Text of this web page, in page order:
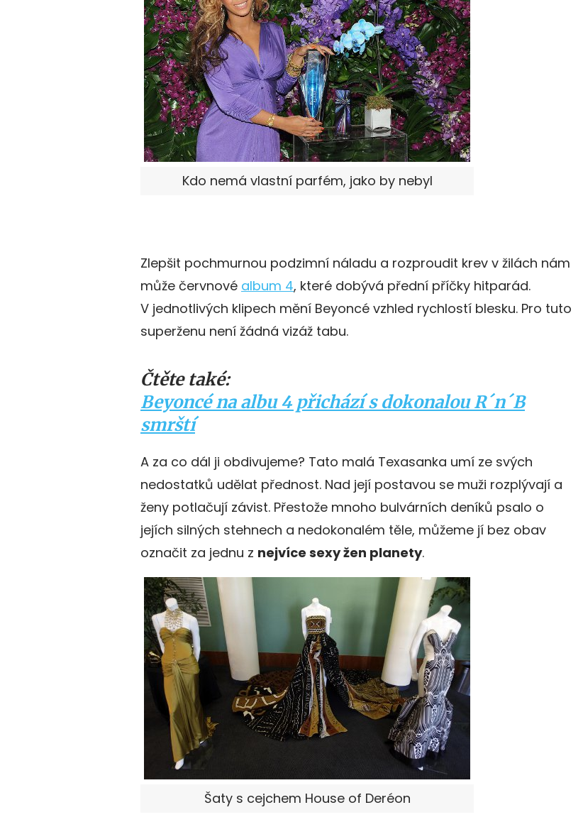
Kdo nemá vlastní parfém, jako by nebyl
Zlepšit pochmurnou podzimní náladu a rozproudit krev v žilách nám
může červnové album 4, které dobývá přední příčky hitparád.
V jednotlivých klipech mění Beyoncé vzhled rychlostí blesku. Pro tuto
superženu není žádná vizáž tabu.
Čtěte také:
Beyoncé na albu 4 přichází s dokonalou R´n´B
smrští
A za co dál ji obdivujeme? Tato malá Texasanka umí ze svých
nedostatků udělat přednost. Nad její postavou se muži rozplývají a
ženy potlačují závist. Přestože mnoho bulvárních deníků psalo o
jejích silných stehnech a nedokonalém těle, můžeme jí bez obav
označit za jednu z nejvíce sexy žen planety.
Šaty s cejchem House of Deréon